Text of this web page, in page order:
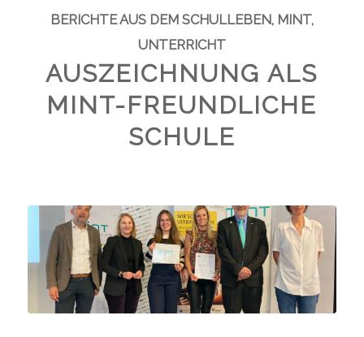
BERICHTE AUS DEM SCHULLEBEN, MINT,
UNTERRICHT
AUSZEICHNUNG ALS
MINT-FREUNDLICHE
SCHULE